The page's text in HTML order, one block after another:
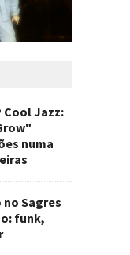
Cool Jazz:
numa
no Sagres
funk,